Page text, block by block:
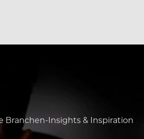
Branchen-Insights & Inspiration